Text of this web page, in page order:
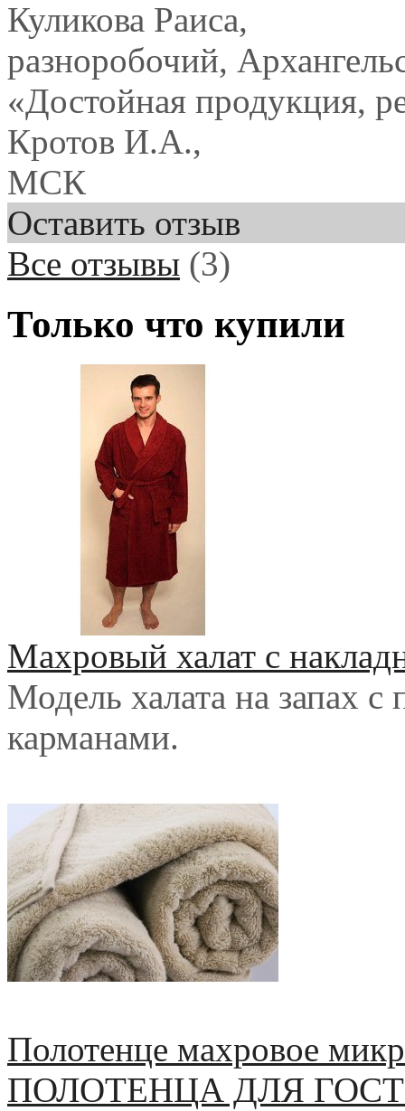
Куликова Раиса,
разноробочий,
«Достойная продукция,
Кротов И.А.,
МСК
Оставить отзыв
Все отзывы (3)
Только что купили
Махровый халат с
Модель халата на запах
карманами.
Полотенце махровое
ПОЛОТЕНЦА ДЛЯ